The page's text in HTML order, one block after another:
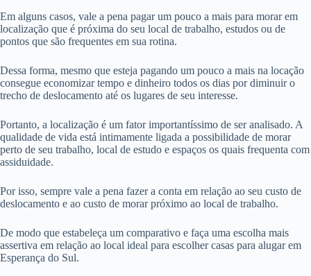
Em alguns casos, vale a pena pagar um pouco a mais para morar em
localização que é próxima do seu local de trabalho, estudos ou de
pontos que são frequentes em sua rotina.
Dessa forma, mesmo que esteja pagando um pouco a mais na locação
consegue economizar tempo e dinheiro todos os dias por diminuir o
trecho de deslocamento até os lugares de seu interesse.
Portanto, a localização é um fator importantíssimo de ser analisado. A
qualidade de vida está intimamente ligada a possibilidade de morar
perto de seu trabalho, local de estudo e espaços os quais frequenta com
assiduidade.
Por isso, sempre vale a pena fazer a conta em relação ao seu custo de
deslocamento e ao custo de morar próximo ao local de trabalho.
De modo que estabeleça um comparativo e faça uma escolha mais
assertiva em relação ao local ideal para escolher casas para alugar em
Esperança do Sul.